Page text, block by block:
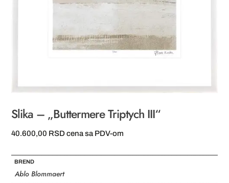
Slika – „Buttermere Triptych III“
40.600,00 RSD cena sa PDV-om
BREND
Ablo Blommaert